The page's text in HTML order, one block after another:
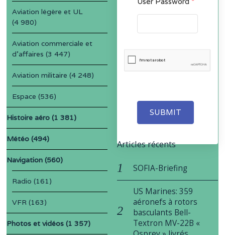
SUBMIT
Aviation légère et UL
(4 980)
Aviation commerciale et
d'affaires (3 447)
Aviation militaire (4 248)
Espace (536)
Histoire aéro (1 381)
Météo (494)
Navigation (560)
Radio (161)
VFR (163)
Photos et vidéos (1 357)
Articles récents
SOFIA-Briefing
US Marines: 359
aéronefs à rotors
basculants Bell-
Textron MV-22B «